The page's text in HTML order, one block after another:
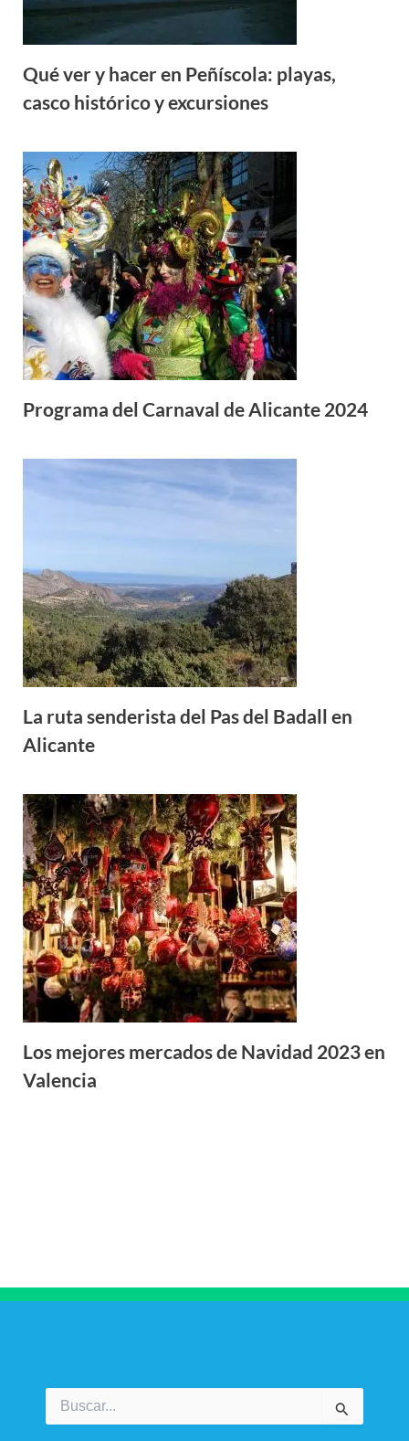
Qué ver y hacer en Peñíscola: playas,
casco histórico y excursiones
Programa del Carnaval de Alicante 2024
La ruta senderista del Pas del Badall en
Alicante
Los mejores mercados de Navidad 2023 en
Valencia
por: